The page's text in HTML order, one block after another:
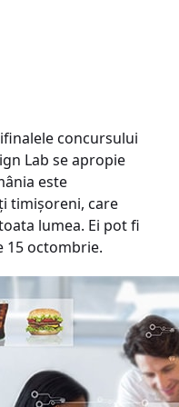
concursului
Lab se apropie
este
timișoreni, care
lumea. Ei pot fi
15 octombrie.